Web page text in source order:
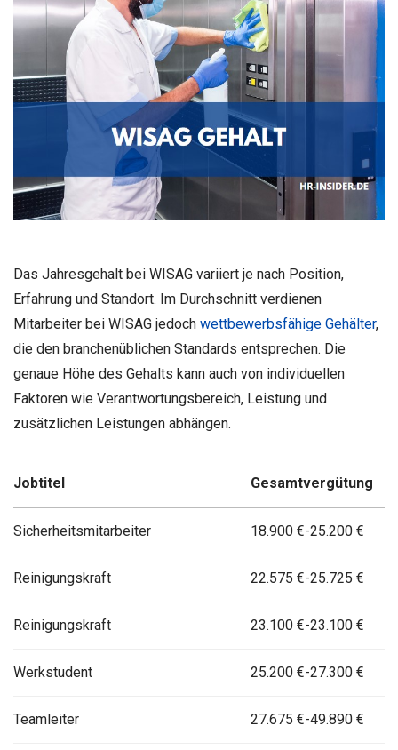
Das Jahresgehalt bei WISAG variiert je nach Position,
Erfahrung und Standort. Im Durchschnitt verdienen
Mitarbeiter bei WISAG jedoch wettbewerbsfähige Gehälter,
die den branchenüblichen Standards entsprechen. Die
genaue Höhe des Gehalts kann auch von individuellen
Faktoren wie Verantwortungsbereich, Leistung und
zusätzlichen Leistungen abhängen.
Jobtitel Gesamtvergütung
Sicherheitsmitarbeiter 18.900 €-25.200 €
Reinigungskraft 22.575 €-25.725 €
Reinigungskraft 23.100 €-23.100 €
Werkstudent 25.200 €-27.300 €
Teamleiter 27.675 €-49.890 €